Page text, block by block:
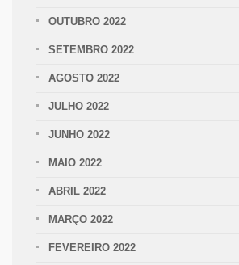
OUTUBRO 2022
SETEMBRO 2022
AGOSTO 2022
JULHO 2022
JUNHO 2022
MAIO 2022
ABRIL 2022
MARÇO 2022
FEVEREIRO 2022